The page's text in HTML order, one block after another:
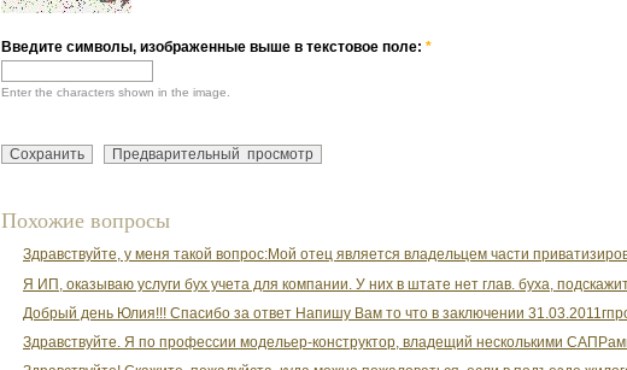
Введите символы, изображенные выше в текстовое поле: *
Enter the characters shown in the image.
Похожие вопросы
Здравствуйте, у меня такой вопрос:Мой отец является владельцем части
Я ИП, оказываю услуги бух учета для компании. У них в штате нет глав. буха,
Добрый день Юлия!!! Спасибо за ответ Напишу Вам то что в заключении
Здравствуйте. Я по профессии модельер-конструктор, владещий несколькими